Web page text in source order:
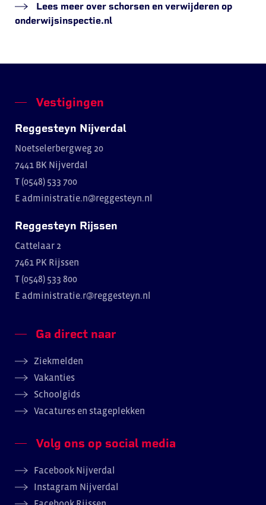
Lees meer over schorsen en verwijderen op
onderwijsinspectie.nl
Vestigingen
Reggesteyn Nijverdal
Noetselerbergweg 20
7441 BK Nijverdal
T (0548) 533 700
E administratie.n@reggesteyn.nl
Reggesteyn Rijssen
Cattelaar 2
7461 PK Rijssen
T (0548) 533 800
E administratie.r@reggesteyn.nl
Ga direct naar
Ziekmelden
Vakanties
Schoolgids
Vacatures en stageplekken
Volg ons op social media
Facebook Nijverdal
Instagram Nijverdal